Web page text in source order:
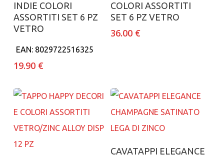
INDIE COLORI
ASSORTITI SET 6 PZ
VETRO
EAN: 8029722516325
19.90 €
COLORI ASSORTITI
SET 6 PZ VETRO
36.00 €
Aggiungi al carrello
CAVATAPPI ELEGANCE